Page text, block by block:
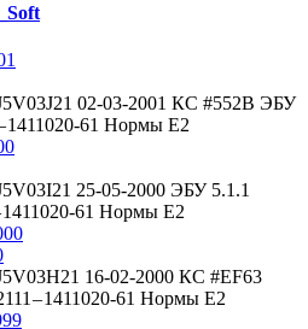
02-03-2001 КС #552B ЭБУ
1411020-61 Нормы Е2
25-05-2000 ЭБУ 5.1.1
61 Нормы Е2
16-02-2000 КС #EF63
– 1411020-61 Нормы Е2